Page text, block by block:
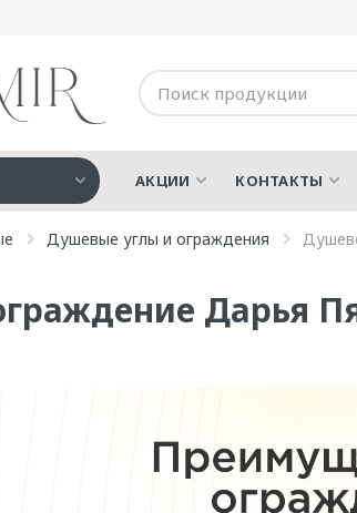
АКЦИИ КОНТАКТЫ
Душевые углы и ограждения
Дарья